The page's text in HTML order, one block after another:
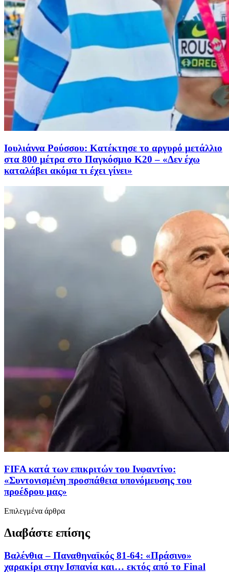
Ιουλιάννα Ρούσσου: Κατέκτησε το αργυρό μετάλλιο
στα 800 μέτρα στο Παγκόσμιο Κ20 – «Δεν έχω
καταλάβει ακόμα τι έχει γίνει»
FIFA κατά των επικριτών του Ινφαντίνο:
«Συντονισμένη προσπάθεια υπονόμευσης του
προέδρου μας»
Επιλεγμένα άρθρα
Διαβάστε επίσης
Βαλένθια – Παναθηναϊκός 81-64: «Πράσινο»
χαρακίρι στην Ισπανία και… εκτός από το Final